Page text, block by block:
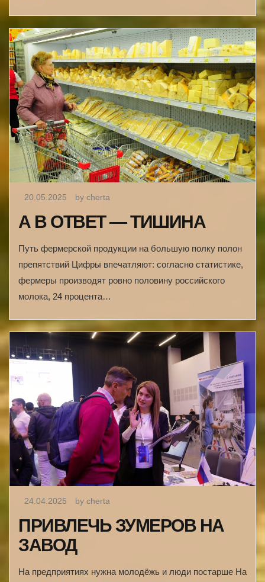
20.05.2025 by cherta
А В ОТВЕТ — ТИШИНА
Путь фермерской продукции на большую полку полон
препятствий Цифры впечатляют: согласно статистике,
фермеры производят ровно половину российского
молока, 24 процента…
24.04.2025 by cherta
ПРИВЛЕЧЬ ЗУМЕРОВ НА
ЗАВОД
На предприятиях нужна молодёжь и люди постарше На